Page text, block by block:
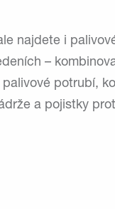
najdete i
–
potrubí,
a pojistky